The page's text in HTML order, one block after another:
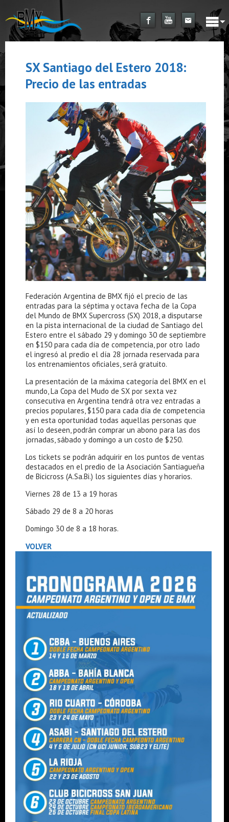
SX Santiago del Estero 2018:
Precio de las entradas
Federación Argentina de BMX fijó el precio de las
entradas para la séptima y octava fecha de la Copa
del Mundo de BMX Supercross (SX) 2018, a disputarse
en la pista internacional de la ciudad de Santiago del
Estero entre el sábado 29 y domingo 30 de septiembre
en $150 para cada día de competencia, por otro lado
el ingresó al predio el día 28 jornada reservada para
los entrenamientos oficiales, será gratuito.
La presentación de la máxima categoría del BMX en el
mundo, La Copa del Mudo de SX por sexta vez
consecutiva en Argentina tendrá otra vez entradas a
precios populares, $150 para cada día de competencia
y en esta oportunidad todas aquellas personas que
así lo deseen, podrán comprar un abono para las dos
jornadas, sábado y domingo a un costo de $250.
Los tickets se podrán adquirir en los puntos de ventas
destacados en el predio de la Asociación Santiagueña
de Bicicross (A.Sa.Bi.) los siguientes días y horarios.
Viernes 28 de 13 a 19 horas
Sábado 29 de 8 a 20 horas
Domingo 30 de 8 a 18 horas.
VOLVER